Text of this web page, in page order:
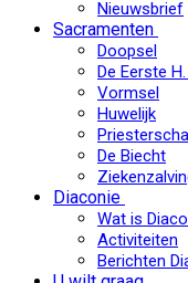
Nieuwsbrief
Sacramenten
Doopsel
De Eerste
Vormsel
Huwelijk
De Biecht
Diaconie
Wat is
Activiteiten
Berichten